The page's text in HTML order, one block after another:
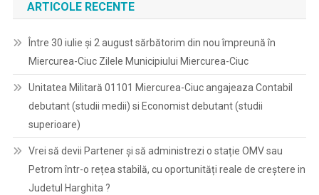
ARTICOLE RECENTE
Între 30 iulie și 2 august sărbătorim din nou împreună în
Miercurea-Ciuc Zilele Municipiului Miercurea-Ciuc
Unitatea Militară 01101 Miercurea-Ciuc angajeaza Contabil
debutant (studii medii) si Economist debutant (studii
superioare)
Vrei să devii Partener și să administrezi o stație OMV sau
Petrom într-o rețea stabilă, cu oportunități reale de creștere in
Judetul Harghita ?